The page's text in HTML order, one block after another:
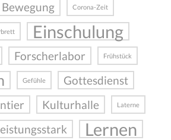
Bewegung Corona-Zeit
Einschulung
Forscherlabor Frühstück
Gefühle Gottesdienst
Kulturhalle Laterne
Lernen